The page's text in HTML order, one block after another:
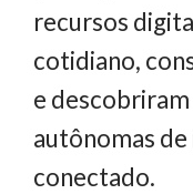
recursos
cotidiano,
e
autônomas
conectado.